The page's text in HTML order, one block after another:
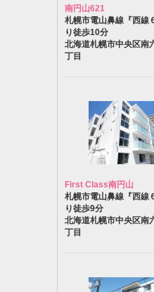
南円山621
札幌市電山鼻線『西線
り徒歩10分
北海道札幌市中央区南
丁目
First Class南円山
札幌市電山鼻線『西線
り徒歩9分
北海道札幌市中央区南
丁目